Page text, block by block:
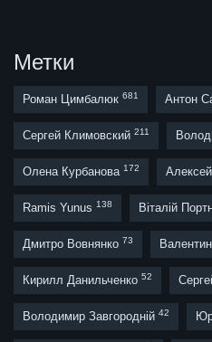
Метки
Роман Цимбалюк 681 Антон
Сергей Климовский 211
Олена Курбанова 172
Ramis Yunus 138 Віталій
Дмитро Вовнянко 73
Кирилл Данильченко 52
Володимир Завгородній 42